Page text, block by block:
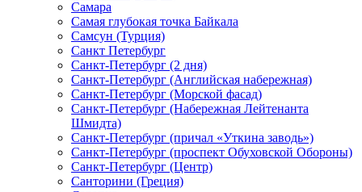
Самара
Самая глубокая точка Байкала
Самсун (Турция)
Санкт Петербург
Санкт-Петербург (2 дня)
Санкт-Петербург (Английская набережная)
Санкт-Петербург (Морской фасад)
Санкт-Петербург (Набережная Лейтенанта
Шмидта)
Санкт-Петербург (причал «Уткина заводь»)
Санкт-Петербург (проспект Обуховской Обороны)
Санкт-Петербург (Центр)
Санторини (Греция)